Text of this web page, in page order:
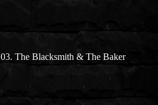
03. The Blacksmith & The Baker